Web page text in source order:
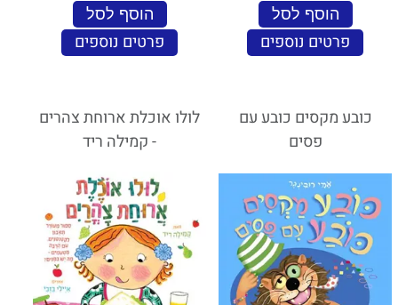
הוסף לסל
פרטים נוספים
הוסף לסל
פרטים נוספים
כובע מקסים כובע עם
פסים
לולו אוכלת ארוחת צהרים
- קמילה ריד